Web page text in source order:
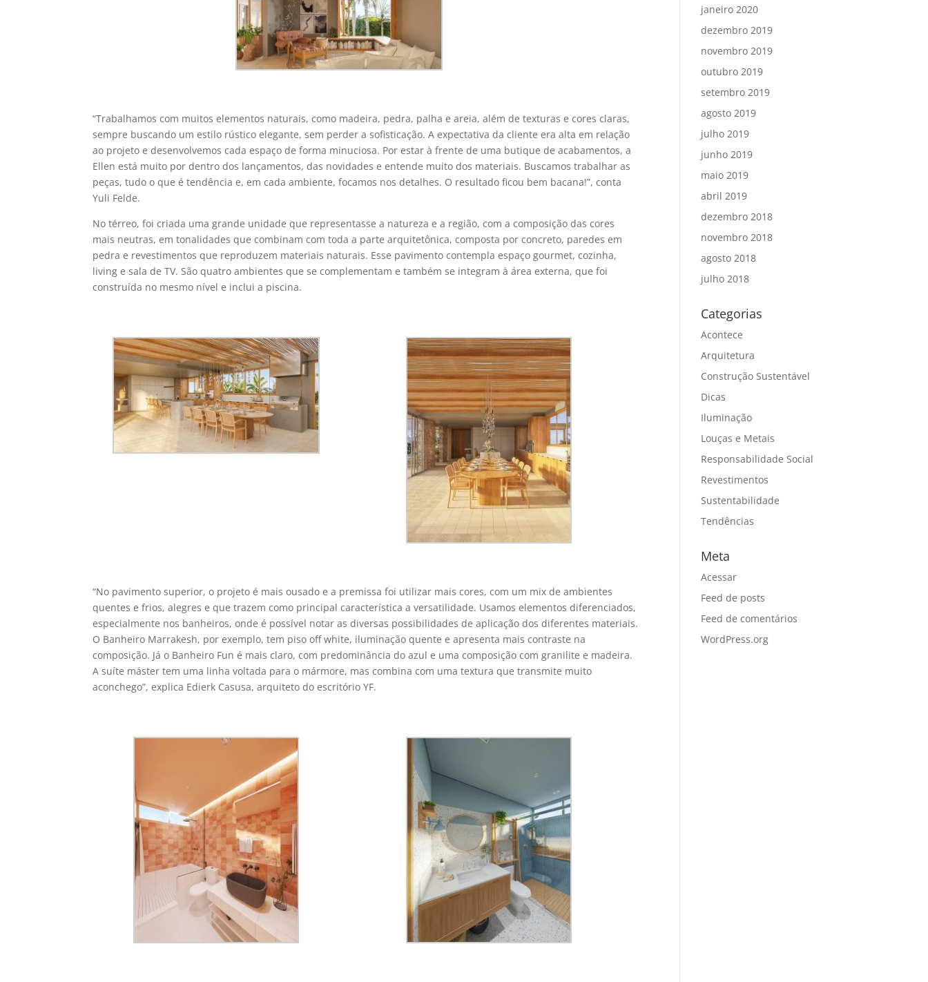
“Trabalhamos com muitos elementos naturais, como madeira, pedra, palha e areia, além de texturas e cores claras,
sempre buscando um estilo rústico elegante, sem perder a sofisticação. A expectativa da cliente era alta em relação
ao projeto e desenvolvemos cada espaço de forma minuciosa. Por estar à frente de uma butique de acabamentos, a
Ellen está muito por dentro dos lançamentos, das novidades e entende muito dos materiais. Buscamos trabalhar as
peças, tudo o que é tendência e, em cada ambiente, focamos nos detalhes. O resultado ficou bem bacana!”, conta
Yuli Felde.
No térreo, foi criada uma grande unidade que representasse a natureza e a região, com a composição das cores
mais neutras, em tonalidades que combinam com toda a parte arquitetônica, composta por concreto, paredes em
pedra e revestimentos que reproduzem materiais naturais. Esse pavimento contempla espaço gourmet, cozinha,
living e sala de TV. São quatro ambientes que se complementam e também se integram à área externa, que foi
construída no mesmo nível e inclui a piscina.
“No pavimento superior, o projeto é mais ousado e a premissa foi utilizar mais cores, com um mix de ambientes
quentes e frios, alegres e que trazem como principal característica a versatilidade. Usamos elementos diferenciados,
especialmente nos banheiros, onde é possível notar as diversas possibilidades de aplicação dos diferentes materiais.
O Banheiro Marrakesh, por exemplo, tem piso off white, iluminação quente e apresenta mais contraste na
composição. Já o Banheiro Fun é mais claro, com predominância do azul e uma composição com granilite e madeira.
A suíte máster tem uma linha voltada para o mármore, mas combina com uma textura que transmite muito
aconchego”, explica Edierk Casusa, arquiteto do escritório YF.
janeiro 2020
dezembro 2019
novembro 2019
outubro 2019
setembro 2019
agosto 2019
julho 2019
junho 2019
maio 2019
abril 2019
dezembro 2018
novembro 2018
agosto 2018
julho 2018
Categorias
Acontece
Arquitetura
Construção Sustentável
Dicas
Iluminação
Louças e Metais
Responsabilidade Social
Revestimentos
Sustentabilidade
Tendências
Meta
Acessar
Feed de posts
Feed de comentários
WordPress.org